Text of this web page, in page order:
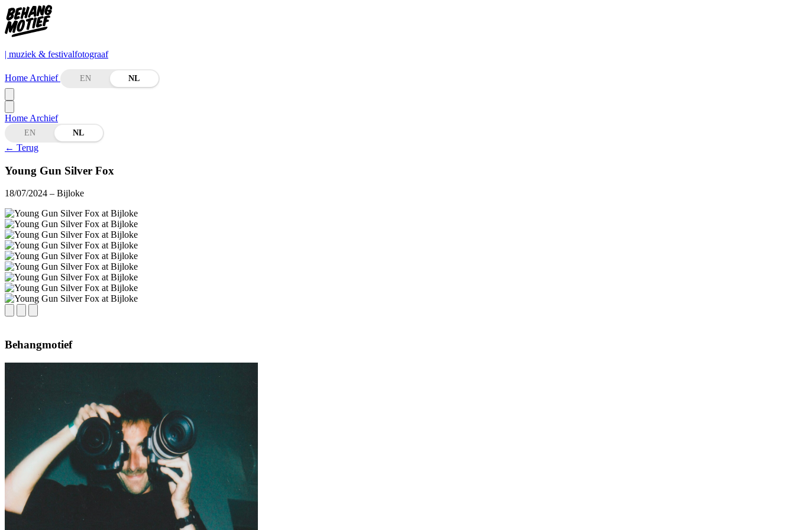
| muziek & festivalfotograaf
Home Archief EN NL
Home Archief
EN NL
← Terug
Young Gun Silver Fox
18/07/2024 – Bijloke
Behangmotief